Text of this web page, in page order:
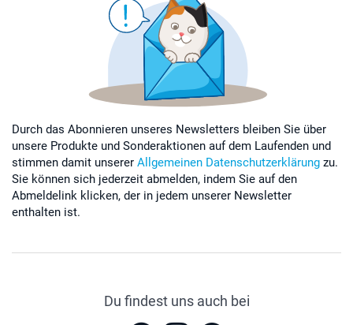
Durch das Abonnieren unseres Newsletters bleiben Sie über
unsere Produkte und Sonderaktionen auf dem Laufenden und
stimmen damit unserer Allgemeinen Datenschutzerklärung zu.
Sie können sich jederzeit abmelden, indem Sie auf den
Abmeldelink klicken, der in jedem unserer Newsletter
enthalten ist.
Du findest uns auch bei